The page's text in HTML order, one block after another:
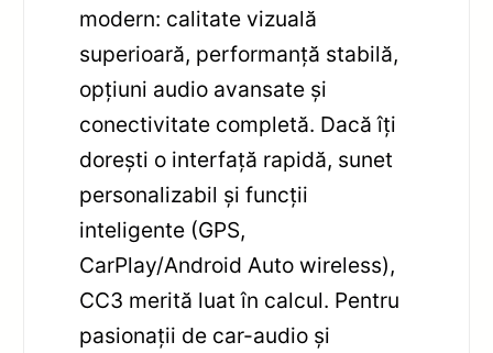
modern: calitate vizuală
superioară, performanță stabilă,
opțiuni audio avansate și
conectivitate completă. Dacă îți
dorești o interfață rapidă, sunet
personalizabil și funcții
inteligente (GPS,
CarPlay/Android Auto wireless),
CC3 merită luat în calcul. Pentru
pasionații de car-audio și